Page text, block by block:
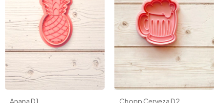
Anana D1 Chopp Cerveza D2